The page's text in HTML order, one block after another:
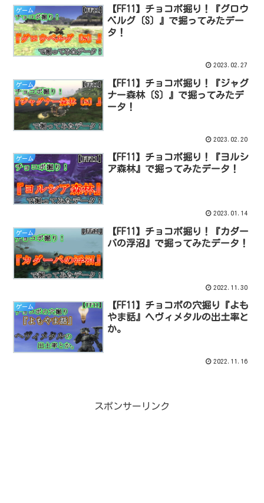
ゲーム
【FF11】チョコボ掘り！『グロウ
ベルグ〔S〕』で掘ってみたデー
タ！
2023.02.27
ゲーム
【FF11】チョコボ掘り！『ジャグ
ナー森林〔S〕』で掘ってみたデ
ータ！
2023.02.20
ゲーム
【FF11】チョコボ掘り！『ヨルシ
ア森林』で掘ってみたデータ！
2023.01.14
ゲーム
【FF11】チョコボ掘り！『カダー
バの浮沼』で掘ってみたデータ！
2022.11.30
ゲーム
【FF11】チョコボの穴掘り『よも
やま話』ヘヴィメタルの出土率と
か。
2022.11.16
スポンサーリンク